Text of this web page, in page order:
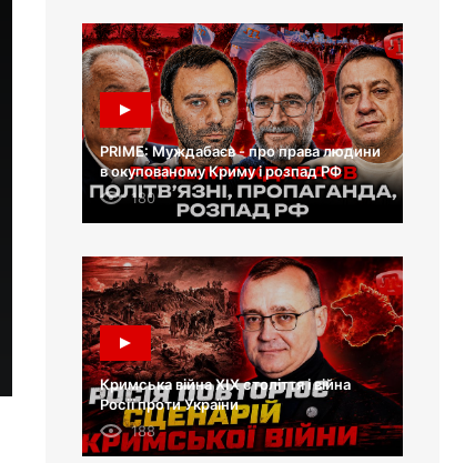
PRIME: Муждабаєв - про права людини
в окупованому Криму і розпад РФ
180
Кримська війна XIX століття і війна
Росії проти України
188